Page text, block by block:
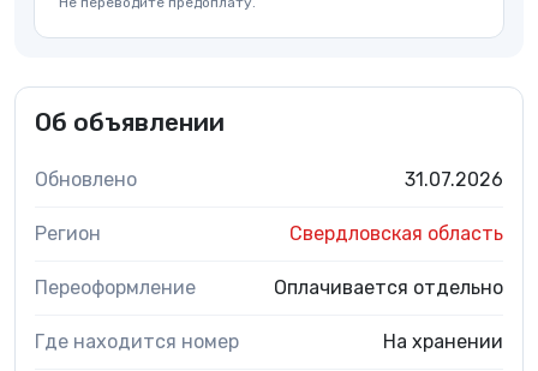
Об объявлении
Обновлено 31.07.2026
Регион Свердловская область
Переоформление Оплачивается отдельно
Где находится номер На хранении